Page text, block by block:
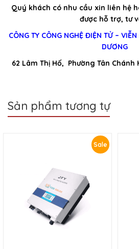
Quý khách có nhu cầu xin liên hệ
được hỗ trợ, tư
CÔNG TY CÔNG NGHỆ ĐIỆN TỬ –
DƯƠNG
62 Lâm Thị Hố, Phường Tân Chánh
Sản phẩm tương tự
Sale